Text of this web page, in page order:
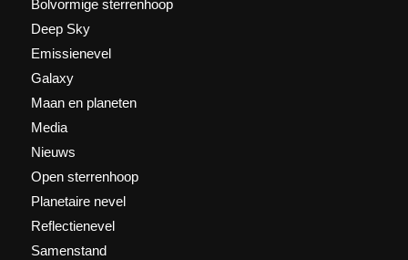
Bolvormige sterrenhoop
Deep Sky
Emissienevel
Galaxy
Maan en planeten
Media
Nieuws
Open sterrenhoop
Planetaire nevel
Reflectienevel
Samenstand